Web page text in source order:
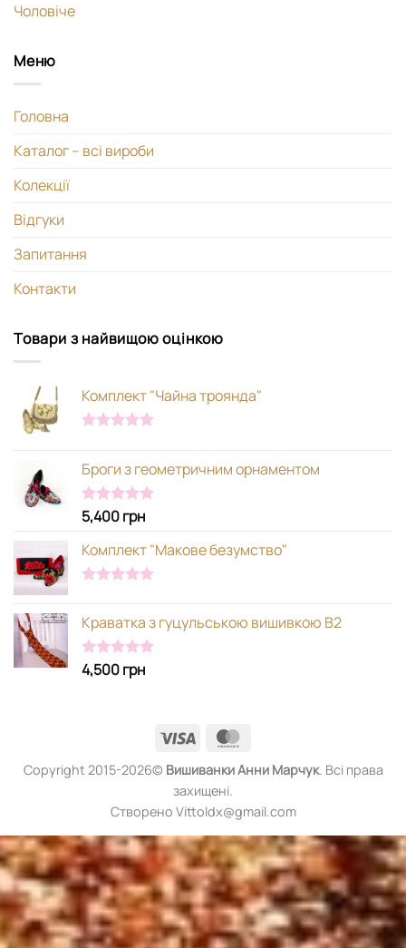
Чоловіче
Меню
Головна
Каталог – всі вироби
Колекції
Відгуки
Запитання
Контакти
Товари з найвищою оцінкою
Комплект "Чайна троянда"
Броги з геометричним орнаментом
Оцінено в
5.00
з 5
5,400грн
Комплект "Макове безумство"
Краватка з гуцульською вишивкою В2
Оцінено в
5.00
з 5
4,500грн
Visa
Copyright 2015-2026© ВишиванкиАнни Марчук. Всі права
захищені.
Створено Vittoldx@gmail.com